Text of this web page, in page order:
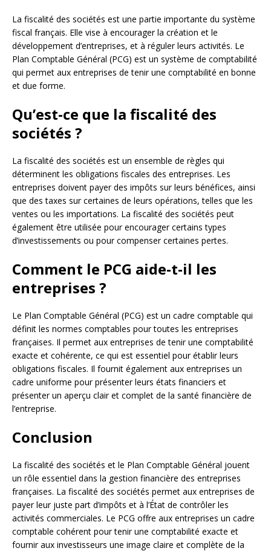
La fiscalité des sociétés est une partie importante du système
fiscal français. Elle vise à encourager la création et le
développement d’entreprises, et à réguler leurs activités. Le
Plan Comptable Général (PCG) est un système de comptabilité
qui permet aux entreprises de tenir une comptabilité en bonne
et due forme.
Qu’est-ce que la fiscalité des
sociétés ?
La fiscalité des sociétés est un ensemble de règles qui
déterminent les obligations fiscales des entreprises. Les
entreprises doivent payer des impôts sur leurs bénéfices, ainsi
que des taxes sur certaines de leurs opérations, telles que les
ventes ou les importations. La fiscalité des sociétés peut
également être utilisée pour encourager certains types
d’investissements ou pour compenser certaines pertes.
Comment le PCG aide-t-il les
entreprises ?
Le Plan Comptable Général (PCG) est un cadre comptable qui
définit les normes comptables pour toutes les entreprises
françaises. Il permet aux entreprises de tenir une comptabilité
exacte et cohérente, ce qui est essentiel pour établir leurs
obligations fiscales. Il fournit également aux entreprises un
cadre uniforme pour présenter leurs états financiers et
présenter un aperçu clair et complet de la santé financière de
l’entreprise.
Conclusion
La fiscalité des sociétés et le Plan Comptable Général jouent
un rôle essentiel dans la gestion financière des entreprises
françaises. La fiscalité des sociétés permet aux entreprises de
payer leur juste part d’impôts et à l’État de contrôler les
activités commerciales. Le PCG offre aux entreprises un cadre
comptable cohérent pour tenir une comptabilité exacte et
fournir aux investisseurs une image claire et complète de la